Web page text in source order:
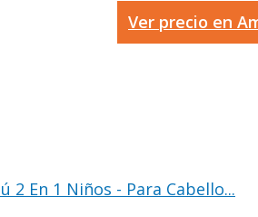
Ver precio en
2 En 1 Niños - Para Cabello...